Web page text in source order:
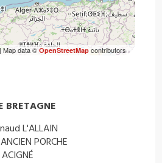
data ©OpenStreetMapcontributors
BRETAGNE
L'ALLAIN
PORCHE